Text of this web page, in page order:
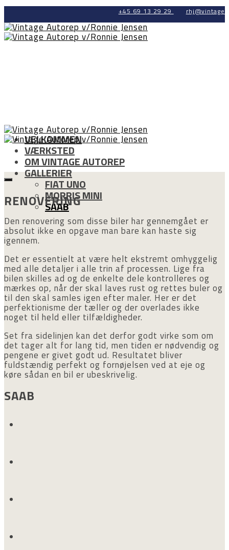
+45 69 13 29 29
VELKOMMEN
VÆRKSTED
OM VINTAGE AUTOREP
GALLERIER
FIAT UNO
MORRIS MINI
SAAB
RENOVERING
Den renovering som disse biler har gennemgået er
absolut ikke en opgave man bare kan haste sig
igennem.
Det er essentielt at være helt ekstremt omhyggelig
med alle detaljer i alle trin af processen. Lige fra
bilen skilles ad og de enkelte dele kontrolleres og
mærkes op, når der skal laves rust og rettes buler og
til den skal samles igen efter maler. Her er det
perfektionisme der tæller og der overlades ikke
noget til held eller tilfældigheder.
Set fra sidelinjen kan det derfor godt virke som om
det tager alt for lang tid, men tiden er nødvendig og
pengene er givet godt ud. Resultatet bliver
fuldstændig perfekt og fornøjelsen ved at eje og
køre sådan en bil er ubeskrivelig.
SAAB